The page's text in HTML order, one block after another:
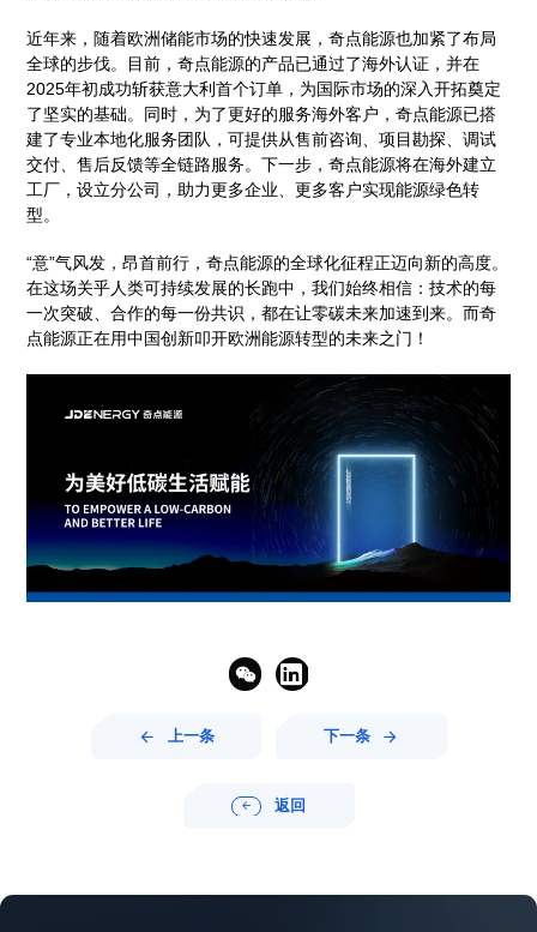
 返回
近年来，随着欧洲储能市场的快速发展，奇点能源也加紧了布局
全球的步伐。目前，奇点能源的产品已通过了海外认证，并在
2025年初成功斩获意大利首个订单，为国际市场的深入开拓奠定
了坚实的基础。同时，为了更好的服务海外客户，奇点能源已搭
建了专业本地化服务团队，可提供从售前咨询、项目勘探、调试
交付、售后反馈等全链路服务。下一步，奇点能源将在海外建立
工厂，设立分公司，助力更多企业、更多客户实现能源绿色转
型。
“意”气风发，昂首前行，奇点能源的全球化征程正迈向新的高度。
在这场关乎人类可持续发展的长跑中，我们始终相信：技术的每
一次突破、合作的每一份共识，都在让零碳未来加速到来。而奇
点能源正在用中国创新叩开欧洲能源转型的未来之门！
 
 上一条 下一条 